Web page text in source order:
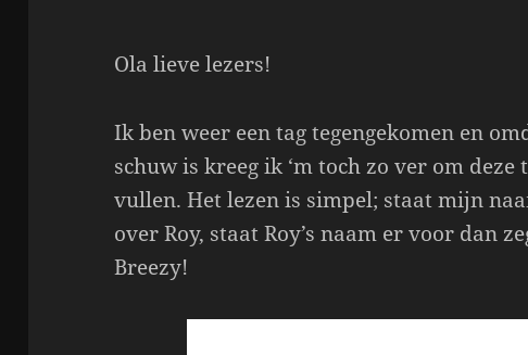
Ola lieve lezers!
Ik ben weer een tag tegengekomen en
schuw is kreeg ik ‘m toch zo ver om
vullen. Het lezen is simpel; staat mijn
over Roy, staat Roy’s naam er voor dan
Breezy!